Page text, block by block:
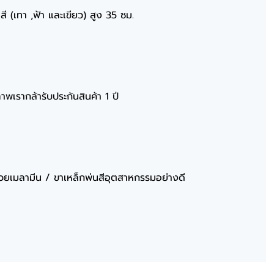
(เทา ,ฟ้า และเขียว) สูง 35 ซม.
พเรากล้ารับประกันสินค้า 1 ปี
เมลามีน / ขาเหล็กพ่นสีอุตสาหกรรมอย่างดี